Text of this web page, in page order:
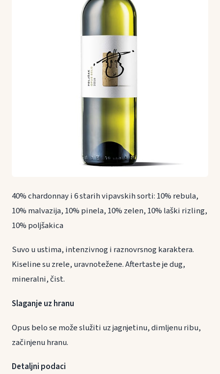
40% chardonnay i 6 starih vipavskih sorti: 10% rebula,
10% malvazija, 10% pinela, 10% zelen, 10% laški rizling,
10% poljšakica
Suvo u ustima, intenzivnog i raznovrsnog karaktera.
Kiseline su zrele, uravnotežene. Aftertaste je dug,
mineralni, čist.
Slaganje uz hranu
Opus belo se može služiti uz jagnjetinu, dimljenu ribu,
začinjenu hranu.
Detaljni podaci